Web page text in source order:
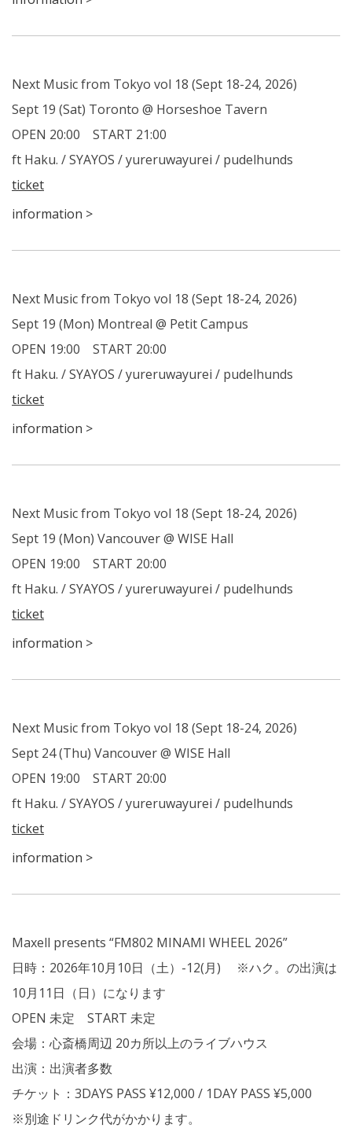
Next Music from Tokyo vol 18 (Sept 18-24, 2026)
Sept 19 (Sat) Toronto @ Horseshoe Tavern
OPEN 20:00 START 21:00
ft Haku. / SYAYOS / yureruwayurei / pudelhunds
ticket
information >
Next Music from Tokyo vol 18 (Sept 18-24, 2026)
Sept 19 (Mon) Montreal @ Petit Campus
OPEN 19:00 START 20:00
ft Haku. / SYAYOS / yureruwayurei / pudelhunds
ticket
information >
Next Music from Tokyo vol 18 (Sept 18-24, 2026)
Sept 19 (Mon) Vancouver @ WISE Hall
OPEN 19:00 START 20:00
ft Haku. / SYAYOS / yureruwayurei / pudelhunds
ticket
information >
Next Music from Tokyo vol 18 (Sept 18-24, 2026)
Sept 24 (Thu) Vancouver @ WISE Hall
OPEN 19:00 START 20:00
ft Haku. / SYAYOS / yureruwayurei / pudelhunds
ticket
information >
Maxell presents “FM802 MINAMI WHEEL 2026”
日時：2026年10月10日（土）-12(月) ※ハク。の出演は
10月11日（日）になります
OPEN 未定 START 未定
会場：心斎橋周辺 20カ所以上のライブハウス
出演：出演者多数
チケット：3DAYS PASS ¥12,000 / 1DAY PASS ¥5,000
※別途ドリンク代がかかります。